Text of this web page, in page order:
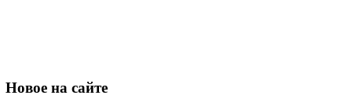
Новое на сайте